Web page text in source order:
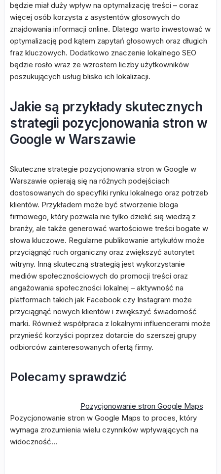
będzie miał duży wpływ na optymalizację treści – coraz
więcej osób korzysta z asystentów głosowych do
znajdowania informacji online. Dlatego warto inwestować w
optymalizację pod kątem zapytań głosowych oraz długich
fraz kluczowych. Dodatkowo znaczenie lokalnego SEO
będzie rosło wraz ze wzrostem liczby użytkowników
poszukujących usług blisko ich lokalizacji.
Jakie są przykłady skutecznych
strategii pozycjonowania stron w
Google w Warszawie
Skuteczne strategie pozycjonowania stron w Google w
Warszawie opierają się na różnych podejściach
dostosowanych do specyfiki rynku lokalnego oraz potrzeb
klientów. Przykładem może być stworzenie bloga
firmowego, który pozwala nie tylko dzielić się wiedzą z
branży, ale także generować wartościowe treści bogate w
słowa kluczowe. Regularne publikowanie artykułów może
przyciągnąć ruch organiczny oraz zwiększyć autorytet
witryny. Inną skuteczną strategią jest wykorzystanie
mediów społecznościowych do promocji treści oraz
angażowania społeczności lokalnej – aktywność na
platformach takich jak Facebook czy Instagram może
przyciągnąć nowych klientów i zwiększyć świadomość
marki. Również współpraca z lokalnymi influencerami może
przynieść korzyści poprzez dotarcie do szerszej grupy
odbiorców zainteresowanych ofertą firmy.
Polecamy sprawdzić
Pozycjonowanie stron Google Maps
Pozycjonowanie stron w Google Maps to proces, który
wymaga zrozumienia wielu czynników wpływających na
widoczność…